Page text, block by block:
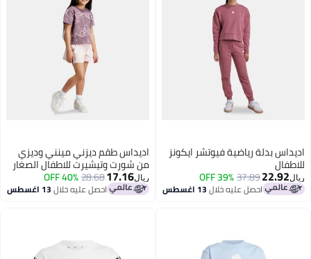
اديداس بدلة رياضية فيوتشر ايكونز
للاطفال
ريال22.92
37.89
39% OFF
احصل عليه خلال13 اغسطس
اديداس طقم ديزني مينني وديزي
من شورت وتيشيرت للاطفال الصغار
ريال17.16
28.68
40% OFF
احصل عليه خلال13 اغسطس